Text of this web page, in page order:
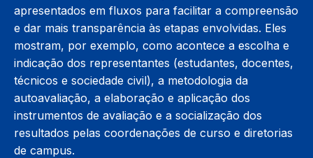
apresentados em fluxos para facilitar a compreensão
e dar mais transparência às etapas envolvidas. Eles
mostram, por exemplo, como acontece a escolha e
indicação dos representantes (estudantes, docentes,
técnicos e sociedade civil), a metodologia da
autoavaliação, a elaboração e aplicação dos
instrumentos de avaliação e a socialização dos
resultados pelas coordenações de curso e diretorias
de campus.